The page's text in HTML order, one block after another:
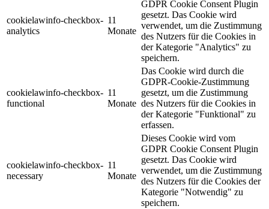
cookielawinfo-checkbox-
analytics
11
Monate
GDPR Cookie Consent Plugin
gesetzt. Das Cookie wird
verwendet, um die Zustimmung
des Nutzers für die Cookies in
der Kategorie "Analytics" zu
speichern.
cookielawinfo-checkbox-
functional
11
Monate
Das Cookie wird durch die
GDPR-Cookie-Zustimmung
gesetzt, um die Zustimmung
des Nutzers für die Cookies in
der Kategorie "Funktional" zu
erfassen.
cookielawinfo-checkbox-
necessary
11
Monate
Dieses Cookie wird vom
GDPR Cookie Consent Plugin
gesetzt. Das Cookie wird
verwendet, um die Zustimmung
des Nutzers für die Cookies der
Kategorie "Notwendig" zu
speichern.